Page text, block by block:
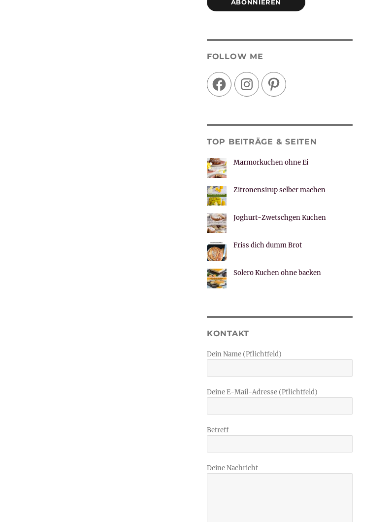
ABONNIEREN
FOLLOW ME
FacebookInstagramPinterest
TOP BEITRÄGE & SEITEN
Marmorkuchen ohne Ei
Zitronensirup selber machen
Joghurt-Zwetschgen Kuchen
Friss dich dumm Brot
Solero Kuchen ohne backen
KONTAKT
Dein Name (Pflichtfeld)
Deine E-Mail-Adresse (Pflichtfeld)
Betreff
Deine Nachricht